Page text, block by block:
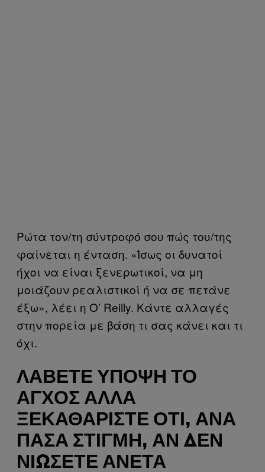
Ρώτα τον/τη σύντροφό σου πώς του/της
φαίνεται η ένταση. «Ίσως οι δυνατοί
ήχοι να είναι ξενερωτικοί, να μη
μοιάζουν ρεαλιστικοί ή να σε πετάνε
έξω», λέει η O’ Reilly. Κάντε αλλαγές
στην πορεία με βάση τι σας κάνει και τι
όχι.
ΛΆΒΕΤΕ ΥΠΌΨΗ ΤΟ
ΆΓΧΟΣ ΑΛΛΆ
ΞΕΚΑΘΑΡΊΣΤΕ ΌΤΙ, ΑΝΆ
ΠΆΣΑ ΣΤΙΓΜΉ, ΑΝ ΔΕΝ
ΝΙΏΣΕΤΕ ΆΝΕΤΑ